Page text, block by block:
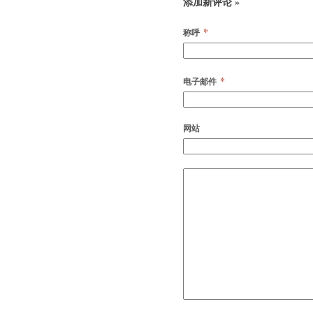
称呼 *
电子邮件 *
网站